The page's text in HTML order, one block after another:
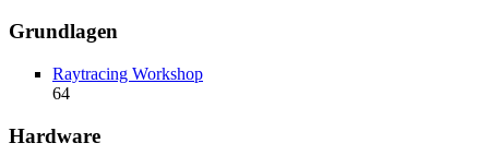
Grundlagen
Raytracing Workshop
64
Hardware